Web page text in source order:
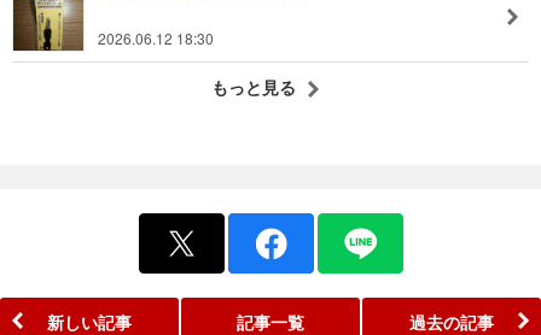
2026.06.12 18:30
もっと見る
新しい記事 記事一覧 過去の記事